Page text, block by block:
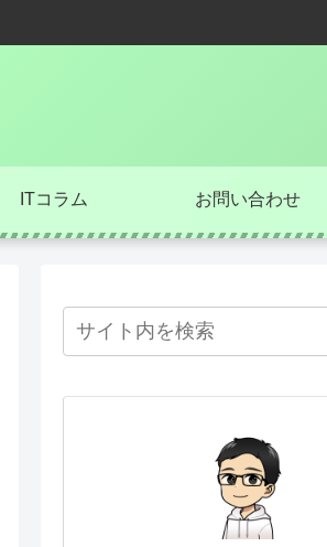
ITコラム お問い合わせ